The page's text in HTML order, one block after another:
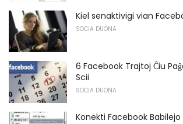
Kiel senaktivigi vian
SOCIA DUONA
6 Facebook Trajtoj Ĉiu
Scii
SOCIA DUONA
Konekti Facebook Babilejo